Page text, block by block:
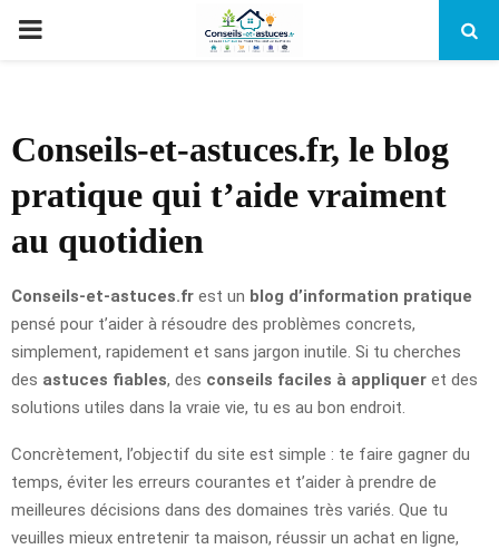
PRIMARY
Conseils-et-astuces.fr, le blog
pratique qui t’aide vraiment
au quotidien
Conseils-et-astuces.fr est un blog d’information pratique
pensé pour t’aider à résoudre des problèmes concrets,
simplement, rapidement et sans jargon inutile. Si tu cherches
des astuces fiables, des conseils faciles à appliquer et des
solutions utiles dans la vraie vie, tu es au bon endroit.
Concrètement, l’objectif du site est simple : te faire gagner du
temps, éviter les erreurs courantes et t’aider à prendre de
meilleures décisions dans des domaines très variés. Que tu
veuilles mieux entretenir ta maison, réussir un achat en ligne,